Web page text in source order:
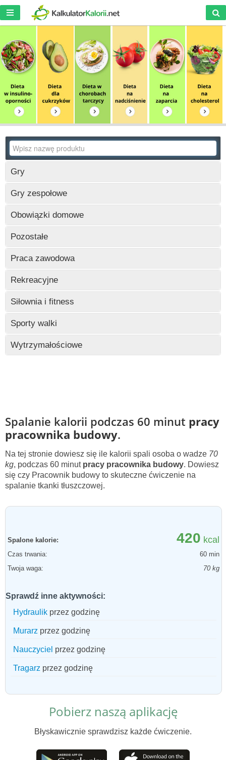
Gry
Wczytywanie
Gry zespołowe
Wczytywanie
Obowiązki domowe
Wczytywanie
Pozostałe
Praca zawodowa
Wczytywanie
Rekreacyjne
Wczytywanie
Siłownia i fitness
Wczytywanie
Sporty walki
Wczytywanie
Wytrzymałościowe
Spalanie kalorii podczas 60 minut pracy
pracownika budowy.
Na tej stronie dowiesz się ile kalorii spali osoba o wadze 70
kg, podczas 60 minut pracy pracownika budowy. Dowiesz
się czy Pracownik budowy to skuteczne ćwiczenie na
spalanie tkanki tłuszczowej.
Spalone kalorie: 420 kcal
Czas trwania:
60 min
Twoja waga:
70 kg
Sprawdź inne aktywności:
Hydraulik przez godzinę
Murarz przez godzinę
Nauczyciel przez godzinę
Tragarz przez godzinę
Pobierz naszą aplikację
Błyskawicznie sprawdzisz każde ćwiczenie.